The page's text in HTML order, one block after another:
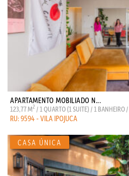
APARTAMENTO MOBILIADO N...
123,77 M2 / 1 QUARTO (1 SUITE) / 1 BANHEIRO
RU: 9594 - VILA IPOJUCA